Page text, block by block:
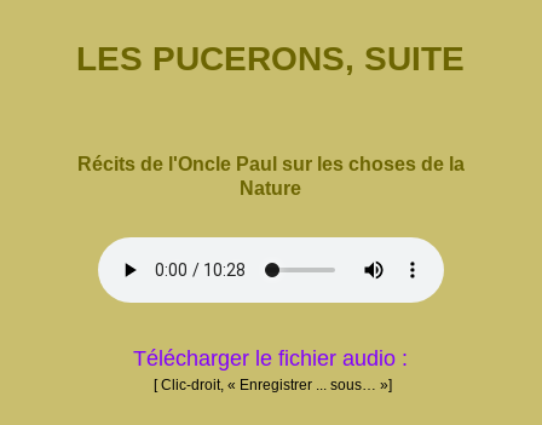
LES PUCERONS, SUITE
Récits de l'Oncle Paul sur les choses de la
Nature
Télécharger le fichier audio :
[ Clic-droit, « Enregistrer ... sous… »]